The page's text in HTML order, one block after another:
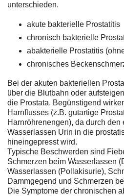
unterschieden.
akute bakterielle Prostatitis
chronisch bakterielle
abakterielle Prostatitis
chronisches
Bei der akuten bakteriellen
über die Blutbahn oder
die Prostata. Begünstigend
Harnflusses (z.B. gutartige
Harnröhrenengen), da durch den
Wasserlassen Urin in die
hineingepresst wird.
Typische Beschwerden sind
Schmerzen beim Wasserlassen
Wasserlassen (Pollakisurie),
Dammgegend und Schmerzen
Die Symptome der chronischen